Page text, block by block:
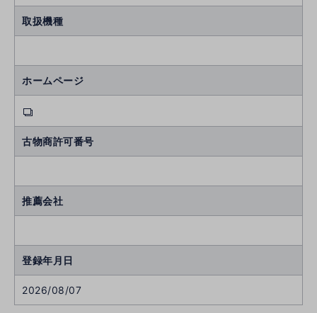
取扱機種
ホームページ
古物商許可番号
推薦会社
登録年月日
2026/08/07